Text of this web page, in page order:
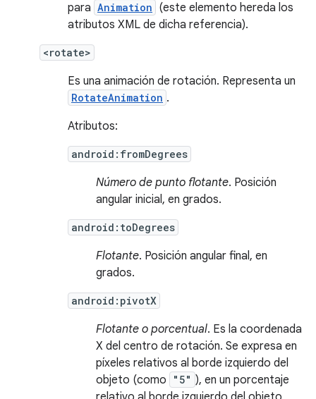
para Animation (este elemento hereda los
atributos XML de dicha referencia).
<rotate>
Es una animación de rotación. Representa un
RotateAnimation .
Atributos:
android:fromDegrees
Número de punto flotante. Posición
angular inicial, en grados.
android:toDegrees
Flotante. Posición angular final, en
grados.
android:pivotX
Flotante o porcentual. Es la coordenada
X del centro de rotación. Se expresa en
píxeles relativos al borde izquierdo del
objeto (como
"5" ), en un porcentaje